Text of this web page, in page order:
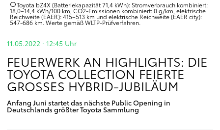
Toyota bZ4X (Batteriekapazität 71,4 kWh): Stromverbrauch kombiniert:
18,0–14,4 kWh/100 km, CO2-Emissionen kombiniert: 0 g/km, elektrische
Reichweite (EAER): 415–513 km und elektrische Reichweite (EAER city):
547-686 km. Werte gemäß WLTP-Prüfverfahren.
11.05.2022 · 12:45 Uhr
FEUERWERK AN HIGHLIGHTS: DIE
TOYOTA COLLECTION FEIERTE
GROSSES HYBRID-JUBILÄUM
Anfang Juni startet das nächste Public Opening in
Deutschlands größter Toyota Sammlung